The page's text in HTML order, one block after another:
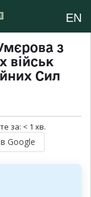
EN
з
військ
Сил
за: < 1 хв.
Google